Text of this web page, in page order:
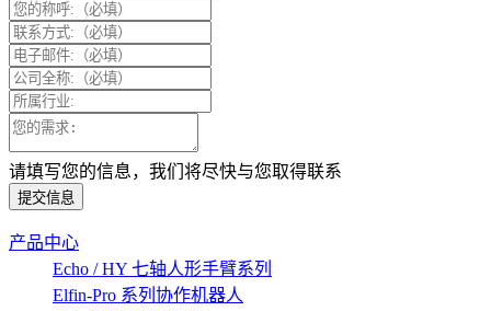
请填写您的信息，我们将尽快与您取得联系
提交信息
产品中心
Echo / HY 七轴人形手臂系列
Elfin-Pro 系列协作机器人